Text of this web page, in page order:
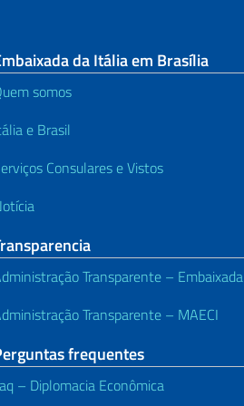
da Itália em Brasília
somos
e Brasil
Consulares e Vistos
Transparente – Embaixada
Transparente – MAECI
frequentes
– Diplomacia Econômica